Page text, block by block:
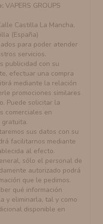
VAPERS GROUPS
Castilla La Mancha,
(España)
para poder atender
servicios.
publicidad con su
efectuar una compra
mediante la relación
promociones similares
Puede solicitar la
comerciales en
gratuita.
sus datos con su
facilitarnos mediante
al efecto.
sólo el personal de
autorizado podrá
que le pedimos.
qué información
y eliminarla, tal y como
disponible en